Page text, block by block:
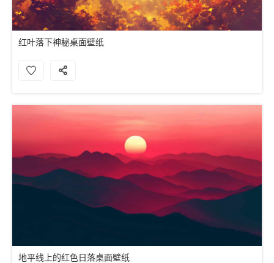
红叶落下神秘桌面壁纸
地平线上的红色日落桌面壁纸